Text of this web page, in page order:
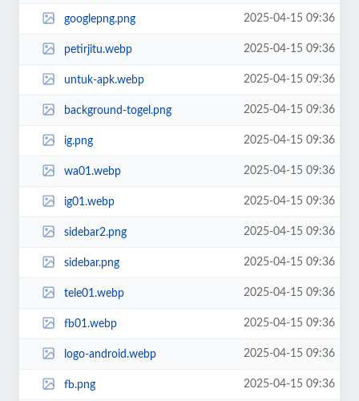
googlepng.png 2025-04-15 09:36
petirjitu.webp 2025-04-15 09:36
untuk-apk.webp 2025-04-15 09:36
background-togel.png 2025-04-15 09:36
ig.png 2025-04-15 09:36
wa01.webp 2025-04-15 09:36
ig01.webp 2025-04-15 09:36
sidebar2.png 2025-04-15 09:36
sidebar.png 2025-04-15 09:36
tele01.webp 2025-04-15 09:36
fb01.webp 2025-04-15 09:36
logo-android.webp 2025-04-15 09:36
fb.png 2025-04-15 09:36